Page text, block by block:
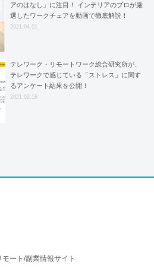
アのはなし」に注目！ インテリアのプロが厳
選したワークチェアを動画で徹底解説！
2021.04.01
テレワーク・リモートワーク総合研究所が、
テレワークで感じている「ストレス」に関す
るアンケート結果を公開！
2021.02.18
ート/副業情報サイト